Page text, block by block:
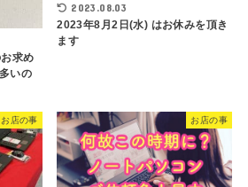
求め
いの
2023.08.03
2023年8月2日(水) はお休みを頂き
ます
お店の事 お店の事